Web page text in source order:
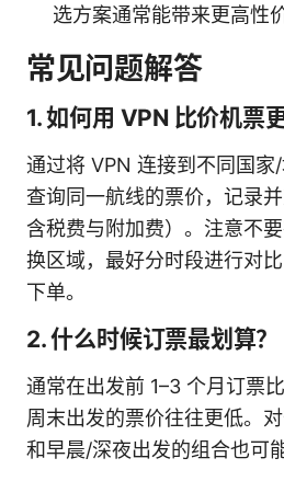
选方案通常能带来更高性
常见问题解答
1. 如何用 VPN 比价机票
通过将 VPN 连接到不同国家
查询同一航线的票价，记录
含税费与附加费）。注意不
换区域，最好分时段进行对
下单。
2. 什么时候订票最划算？
通常在出发前 1–3 个月订票
周末出发的票价往往更低。
和早晨/深夜出发的组合也可